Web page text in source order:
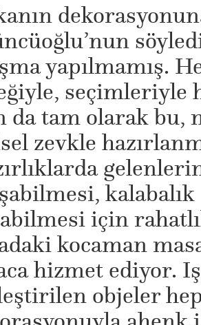
yapılmamış.
seçimleriyle
da tam olarak bu,
zevkle
için
kocaman
hizmet ediyor.
objeler